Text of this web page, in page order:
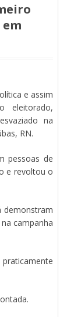
e assim
eleitorado,
na
RN.
pessoas de
e revoltou o
demonstram
campanha